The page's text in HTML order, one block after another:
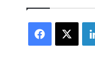
Facebook